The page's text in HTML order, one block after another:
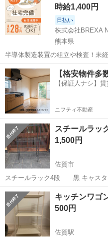
時給1,400円
日払い
株式会社BREXA
熊本県
半導体製造装置の組立や検査！未
中★ワンルーム寮完備！赴任旅費
車場あり！正社員登用あり！《熊本県菊池郡
仕事 ◇半導体製造装置の組立...
熊本 その他
【格安物件多
【保証人ナシ】
ニフティ不動産
スチールラ
1,500円
佐賀市
スチールラック4段 黒 キャスタ
センチ 少し傷、汚れが、有ります
佐賀 佐賀市
キッチンワゴ
500円
佐賀駅